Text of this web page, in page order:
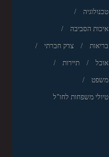
טכנולוגיה
איכות הסביבה
בריאות צדק חברתי
אוכל תיירות
משפט
טיולי משפחות לחו"ל